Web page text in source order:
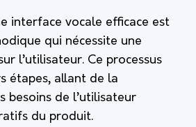
interface vocale efficace est
qui nécessite une
l’utilisateur. Ce processus
étapes, allant de la
besoins de l’utilisateur
du produit.